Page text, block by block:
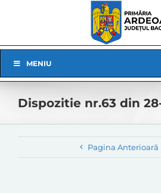
Navigation
MENIU
Dispozitie nr.63 din
Pagina Anterioară